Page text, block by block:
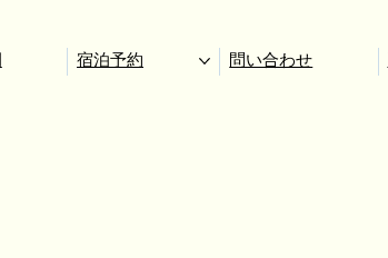
宿泊予約 問い合わせ